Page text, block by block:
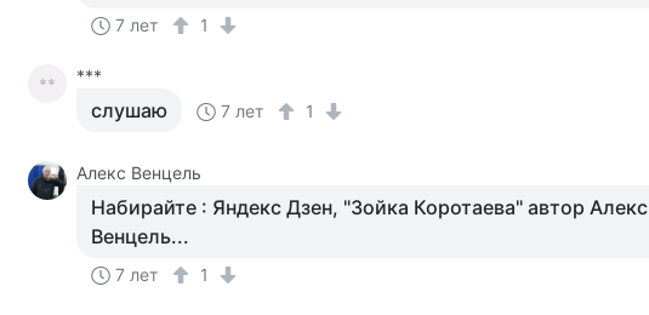
7 лет 1
** ***
слушаю 7 лет 1
Алекс Венцель
Набирайте : Яндекс Дзен, "Зойка Коротаева" автор Алекс
Венцель...
7 лет 1